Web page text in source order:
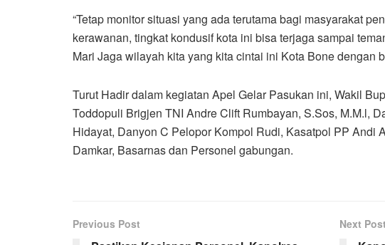
“Tetap monitor situasi yang ada terutama bagi masyarakat
kerawanan, tingkat kondusif kota ini bisa terjaga sampai
Mari Jaga wilayah kita yang kita cintai ini Kota Bone dengan
Turut Hadir dalam kegiatan Apel Gelar Pasukan ini, Wakil
Toddopuli Brigjen TNI Andre Clift Rumbayan, S.Sos, M.M.l,
Hidayat, Danyon C Pelopor Kompol Rudi, Kasatpol PP Andi
Damkar, Basarnas dan Personel gabungan.
Previous Post Next Post